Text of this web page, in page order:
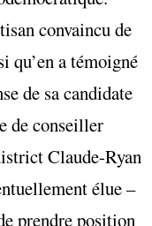
convaincu de
qu’en a témoigné
de sa candidate
de conseiller
Claude-Ryan
élue –
prendre position